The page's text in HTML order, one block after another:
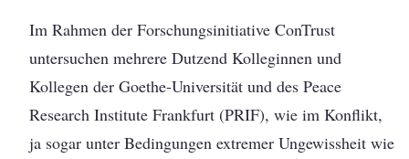
Im Rahmen der Forschungsinitiative ConTrust
untersuchen mehrere Dutzend Kolleginnen und
Kollegen der Goethe-Universität und des Peace
Research Institute Frankfurt (PRIF), wie im Konflikt,
ja sogar unter Bedingungen extremer Ungewissheit wie